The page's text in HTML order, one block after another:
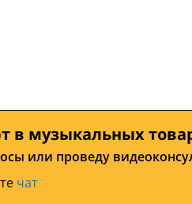
в музыкальных
или проведу
чат